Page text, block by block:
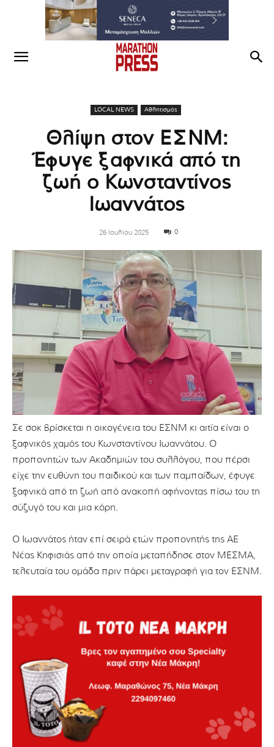
LOCAL NEWS Αθλητισμός
Θλίψη στον ΕΣΝΜ:
Έφυγε ξαφνικά από τη
ζωή ο Κωνσταντίνος
Ιωαννάτος
26 Ιουλίου 2025 0
Σε σοκ βρίσκεται η οικογένεια του ΕΣΝΜ κι αιτία είναι ο
ξαφνικός χαμός του Κωνσταντίνου Ιωαννάτου. Ο
προπονητών των Ακαδημιών του συλλόγου, που πέρσι
είχε την ευθύνη του παιδικού και των παμπαίδων, έφυγε
ξαφνικά από τη ζωή από ανακοπή αφήνοντας πίσω του τη
σύζυγό του και μια κόρη.
Ο Ιωαννάτος ήταν επί σειρά ετών προπονητής της ΑΕ
Νέας Κηφισιάς από την οποία μεταπήδησε στον ΜΕΣΜΑ,
τελευταία του ομάδα πριν πάρει μεταγραφή για τον ΕΣΝΜ.